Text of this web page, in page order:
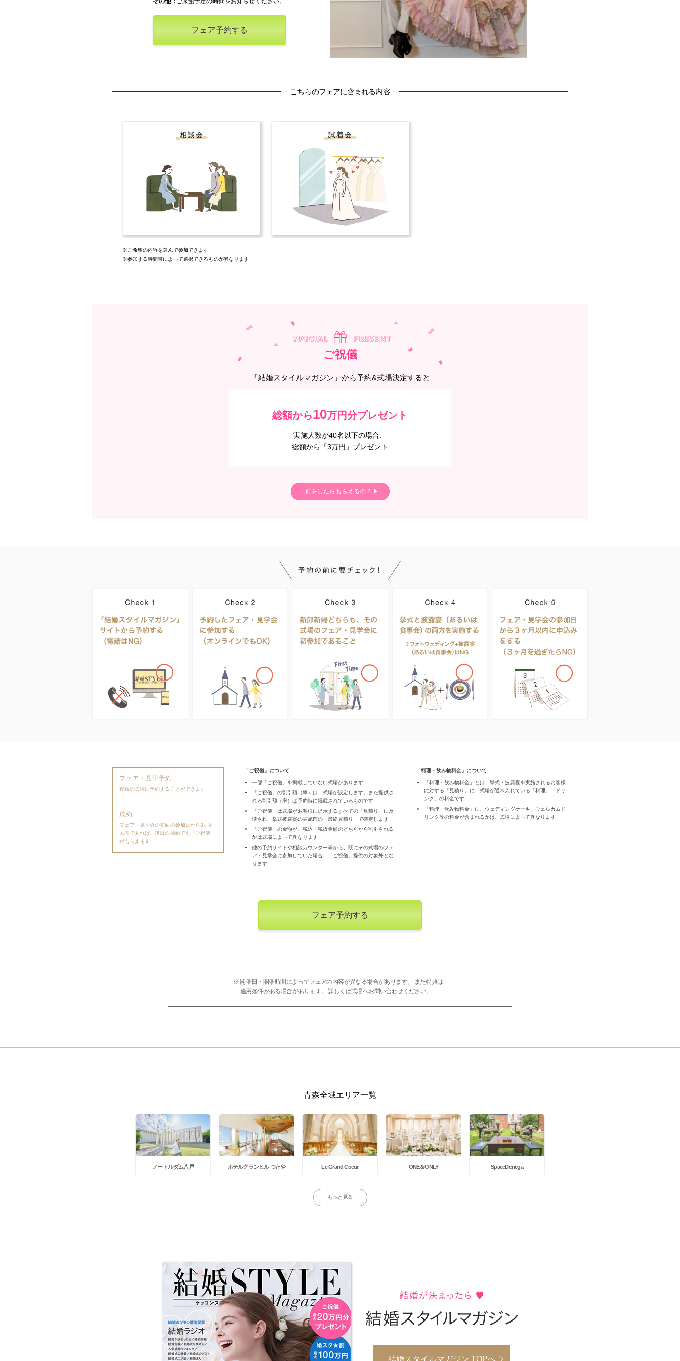
フェア予約する
こちらのフェアに含まれる内容
相談会 試着会
※ご希望の内容を選んで参加できます
※参加する時間帯によって選択できるものが異なります
ご祝儀
「結婚スタイルマガジン」から予約&式場決定すると
総額から10万円分プレゼント
実施人数が40名以下の場合、
総額から「3万円」プレゼント
何をしたらもらえるの？
フェア・見学予約
複数の式場に予約することができます
成約
フェア・見学会の初回の参加日から3ヶ月
以内であれば、後日の成約でも「ご祝儀」
がもらえます
「ご祝儀」について
一部「ご祝儀」を掲載していない式場があります
「ご祝儀」の割引額（率）は、式場が設定します。また提供さ
れる割引額（率）は予約時に掲載されているものです
「ご祝儀」は式場がお客様に提示するすべての「見積り」に反
映され、挙式披露宴の実施前の「最終見積り」で確定します
「ご祝儀」の金額が、税込・税抜金額のどちらから割引される
かは式場によって異なります
他の予約サイトや相談カウンター等から、既にその式場のフェ
ア・見学会に参加していた場合、「ご祝儀」提供の対象外とな
ります
「料理・飲み物料金」について
「料理・飲み物料金」とは、挙式・披露宴を実施されるお客様
に対する「見積り」に、式場が通常入れている「料理」「ドリ
ンク」の料金です
「料理・飲み物料金」に、ウェディングケーキ、ウェルカムド
リンク等の料金が含まれるかは、式場によって異なります
フェア予約する
※ 開催日・開催時間によってフェアの内容が異なる場合があります。 また特典は
適用条件がある場合があります。 詳しくは式場へお問い合わせください。
青森全域エリア一覧
ノートルダム八戸 ホテルグランヒル つたや Le Grand Coeur ONE＆ONLY SpaceDenega
もっと見る
結婚スタイルマガジン TOPへ